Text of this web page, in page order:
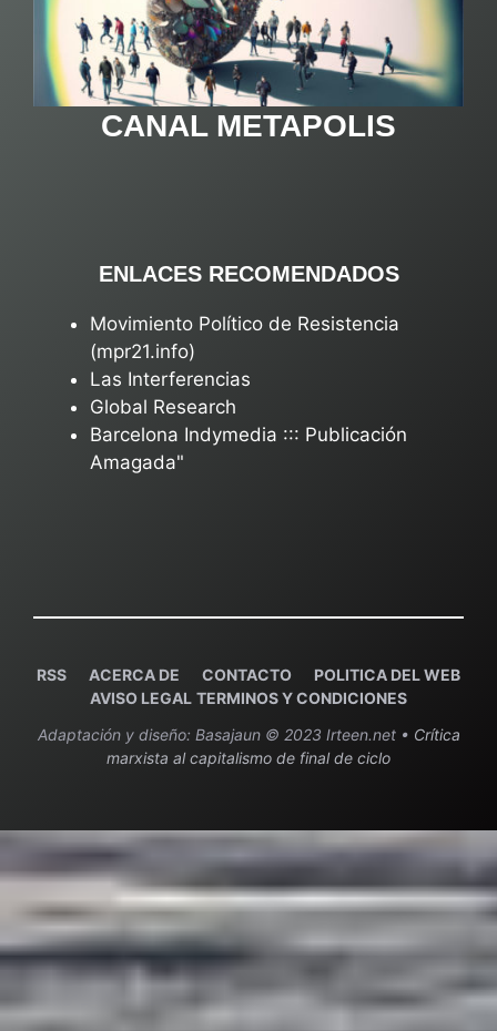
CANAL METAPOLIS
ENLACES RECOMENDADOS
Movimiento Político de Resistencia
(mpr21.info)
Las Interferencias
Global Research
Barcelona Indymedia ::: Publicación
Amagada"
RSS ACERCA DE CONTACTO
POLITICA DEL WEB
AVISO LEGAL TERMINOS Y CONDICIONES
Adaptación y diseño: Basajaun © 2023 Irteen.net • Crítica
marxista al capitalismo de final de ciclo